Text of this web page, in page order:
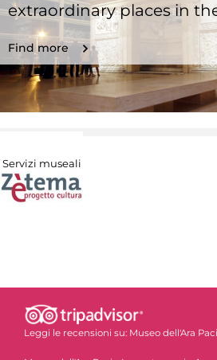
extraordinary places in
Find more
Servizi museali
Leggi le recensioni su: Museo dell'Ara